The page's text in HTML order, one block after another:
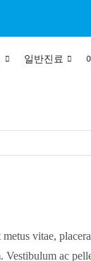
일반진료